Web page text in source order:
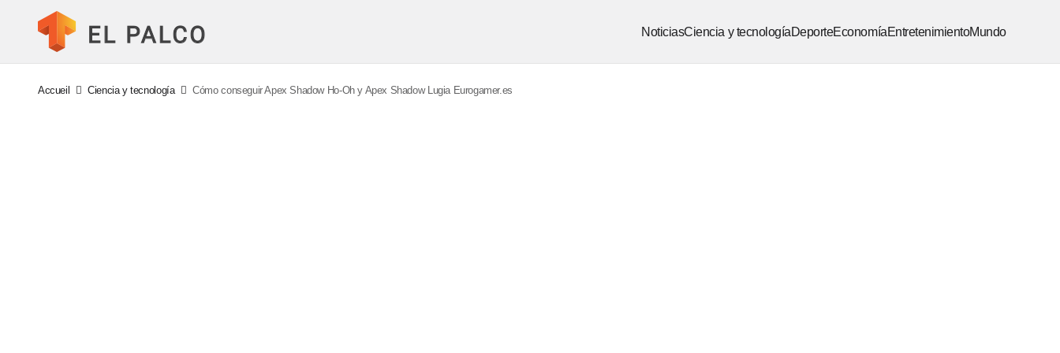
NoticiasCiencia y tecnologíaDeporteEconomíaEntretenimientoMundo
Accueil Ciencia y tecnología Cómo conseguir Apex Shadow Ho-Oh y Apex Shadow Lugia Eurogamer.es